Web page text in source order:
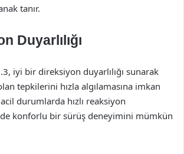
tanır.
Duyarlılığı
iyi bir direksiyon duyarlılığı sunarak
tepkilerini hızla algılamasına imkan
durumlarda hızlı reaksiyon
konforlu bir sürüş deneyimini mümkün